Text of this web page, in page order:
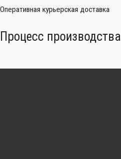
Оперативная курьерская доставка
Процесс производства